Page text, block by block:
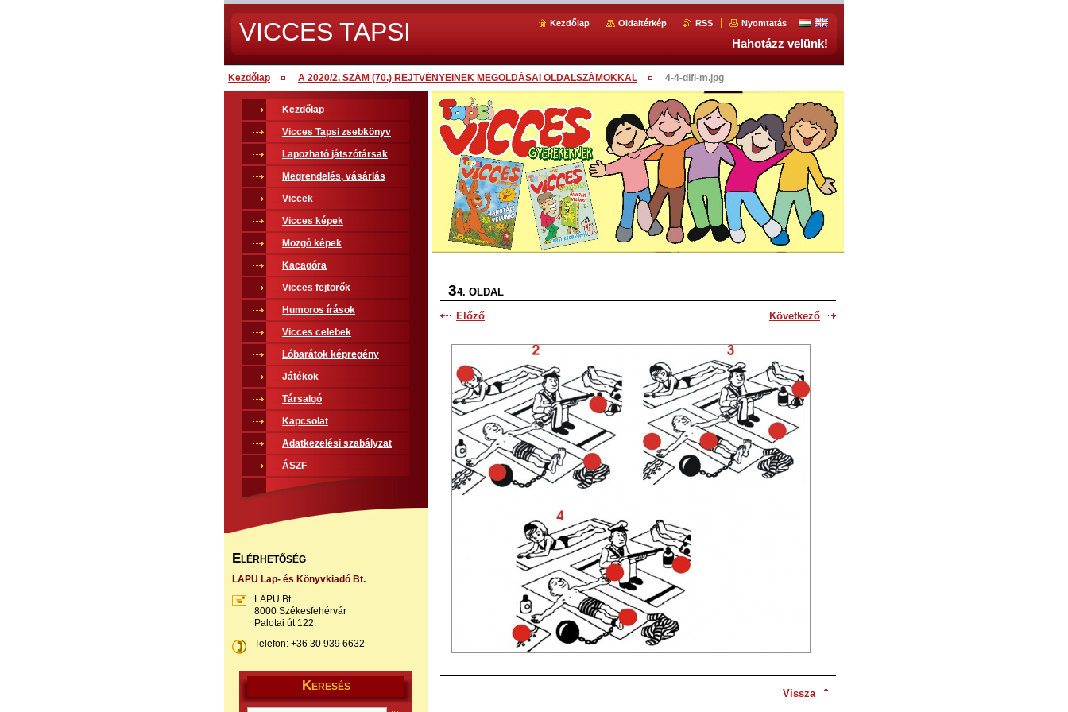
VICCES TAPSI Kezdőlap Oldaltérkép RSS Nyomtatás
Hahotázz velünk!
Kezdőlap A 2020/2. SZÁM (70.) REJTVÉNYEINEK MEGOLDÁSAI OLDALSZÁMOKKAL 4-4-difi-m.jpg
34. OLDAL
Előző
Következő
Vissza
Kezdőlap
Vicces Tapsi zsebkönyv
Lapozható játszótársak
Megrendelés, vásárlás
Viccek
Vicces képek
Mozgó képek
Kacagóra
Vicces fejtörők
Humoros írások
Vicces celebek
Lóbarátok képregény
Játékok
Társalgó
Kapcsolat
Adatkezelési szabályzat
ÁSZF
ELÉRHETŐSÉG
LAPU Lap- és Könyvkiadó Bt.
LAPU Bt.
8000 Székesfehérvár
Palotai út 122.
Telefon: +36 30 939 6632
KERESÉS